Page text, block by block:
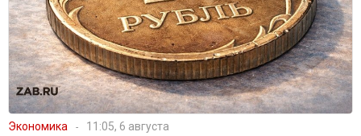
Экономика 11:05, 6 августа